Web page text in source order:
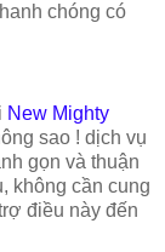
chóng có
New Mighty
sao ! dịch vụ
gọn và thuận
không cần cung
điều này đến